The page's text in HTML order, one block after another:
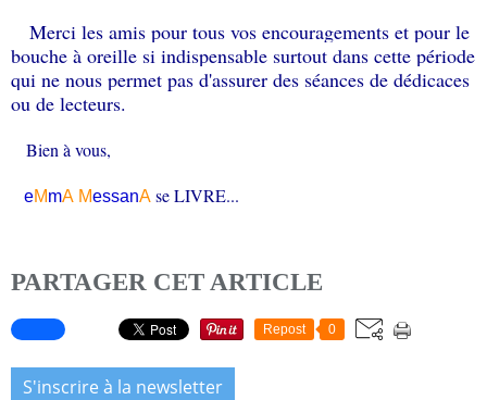
Merci les amis pour tous vos encouragements et pour le
bouche à oreille si indispensable surtout dans cette période
qui ne nous permet pas d'assurer des séances de dédicaces
ou de lecteurs.
Bien à vous,
eMmA MessanA se LIVRE...
PARTAGER CET ARTICLE
Repost 0
S'inscrire à la newsletter